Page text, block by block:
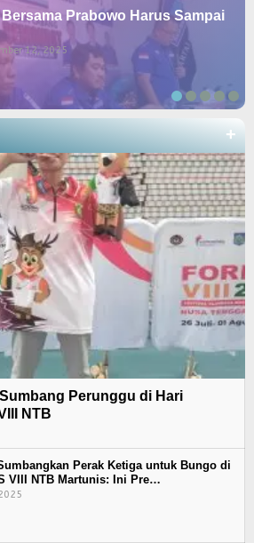
Prabowo Harus Sampai
12, 2025
+
Perunggu di Hari
NTB
Perak Ketiga untuk Bungo di
VIII NTB Martunis: Ini Pre…